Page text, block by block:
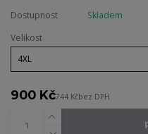
Dostupnost
Skladem
Velikost
900 Kč744 Kčbez DPH